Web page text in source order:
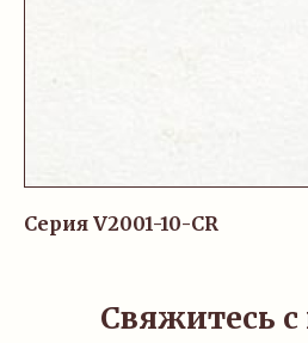
Серия V2001-10-CR
Свяжитесь